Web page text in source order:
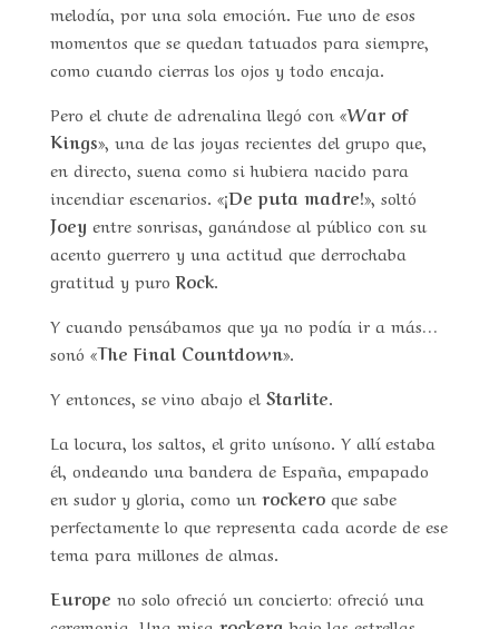
melodía, por una sola emoción. Fue uno de esos
momentos que se quedan tatuados para siempre,
como cuando cierras los ojos y todo encaja.
Pero el chute de adrenalina llegó con «War of
Kings», una de las joyas recientes del grupo que,
en directo, suena como si hubiera nacido para
incendiar escenarios. «¡De puta madre!», soltó
Joey entre sonrisas, ganándose al público con su
acento guerrero y una actitud que derrochaba
gratitud y puroRock.
Y cuando pensábamos que ya no podía ir a más…
sonó «The Final Countdown».
Y entonces, se vino abajo el Starlite.
La locura, los saltos, el grito unísono. Y allí estaba
él, ondeando una bandera de España, empapado
en sudor y gloria, como un rockeroque sabe
perfectamente lo que representa cada acorde de ese
tema para millones de almas.
Europe no solo ofreció un concierto: ofreció una